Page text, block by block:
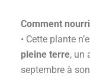
Comment
• Cette plante
pleine terre, un
septembre à